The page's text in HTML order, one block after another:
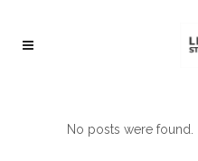
No posts were found.